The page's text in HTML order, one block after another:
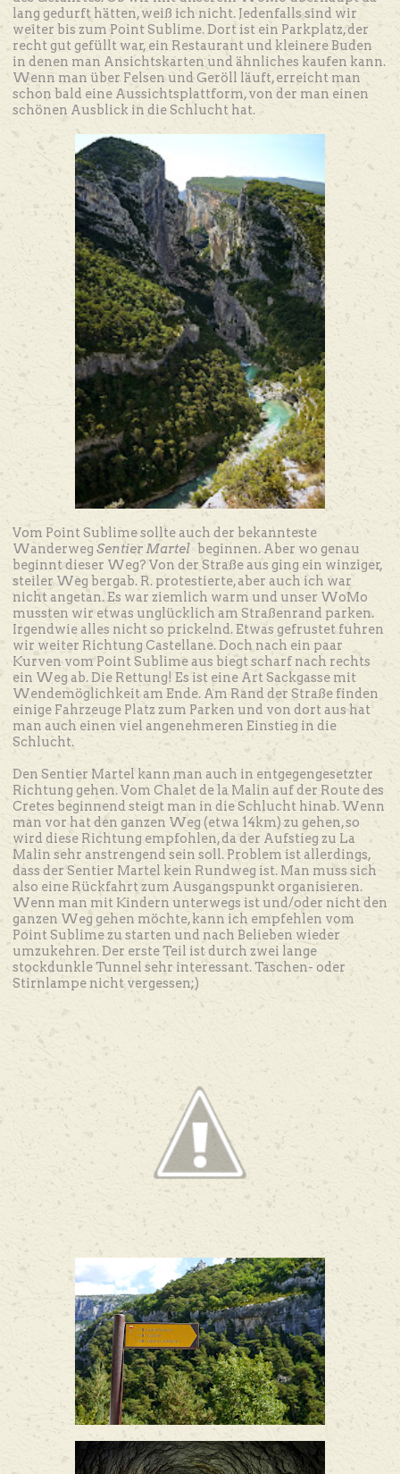
lang gedurft hätten, weiß ich nicht. Jedenfalls sind wir
weiter bis zum Point Sublime. Dort ist ein Parkplatz, der
recht gut gefüllt war, ein Restaurant und kleinere Buden
in denen man Ansichtskarten und ähnliches kaufen kann.
Wenn man über Felsen und Geröll läuft, erreicht man
schon bald eine Aussichtsplattform, von der man einen
schönen Ausblick in die Schlucht hat.
Vom Point Sublime sollte auch der bekannteste
Wanderweg Sentier Martel beginnen. Aber wo genau
beginnt dieser Weg? Von der Straße aus ging ein winziger,
steiler Weg bergab. R. protestierte, aber auch ich war
nicht angetan. Es war ziemlich warm und unser WoMo
mussten wir etwas unglücklich am Straßenrand parken.
Irgendwie alles nicht so prickelnd. Etwas gefrustet fuhren
wir weiter Richtung Castellane. Doch nach ein paar
Kurven vom Point Sublime aus biegt scharf nach rechts
ein Weg ab. Die Rettung! Es ist eine Art Sackgasse mit
Wendemöglichkeit am Ende. Am Rand der Straße finden
einige Fahrzeuge Platz zum Parken und von dort aus hat
man auch einen viel angenehmeren Einstieg in die
Schlucht.
Den Sentier Martel kann man auch in entgegengesetzter
Richtung gehen. Vom Chalet de la Malin auf der Route des
Cretes beginnend steigt man in die Schlucht hinab. Wenn
man vor hat den ganzen Weg (etwa 14km) zu gehen, so
wird diese Richtung empfohlen, da der Aufstieg zu La
Malin sehr anstrengend sein soll. Problem ist allerdings,
dass der Sentier Martel kein Rundweg ist. Man muss sich
also eine Rückfahrt zum Ausgangspunkt organisieren.
Wenn man mit Kindern unterwegs ist und/oder nicht den
ganzen Weg gehen möchte, kann ich empfehlen vom
Point Sublime zu starten und nach Belieben wieder
umzukehren. Der erste Teil ist durch zwei lange
stockdunkle Tunnel sehr interessant. Taschen- oder
Stirnlampe nicht vergessen;)